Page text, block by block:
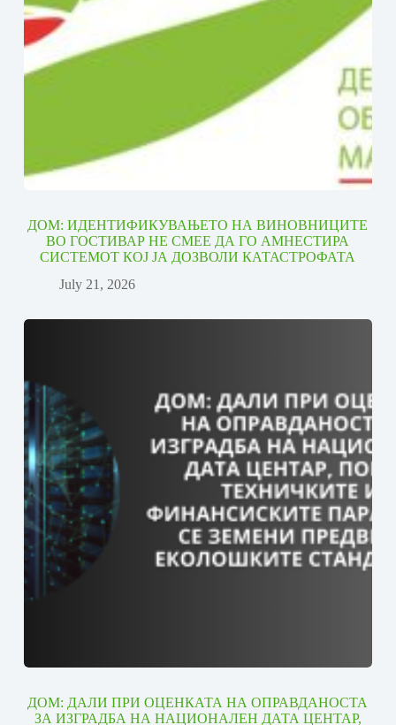
ДОМ: ИДЕНТИФИКУВАЊЕТО НА ВИНОВНИЦИТЕ
ВО ГОСТИВАР НЕ СМЕЕ ДА ГО АМНЕСТИРА
СИСТЕМОТ КОЈ ЈА ДОЗВОЛИ КАТАСТРОФАТА
July 21, 2026
ДОМ: ДАЛИ ПРИ ОЦЕНКАТА НА ОПРАВДАНОСТА
ЗА ИЗГРАДБА НА НАЦИОНАЛЕН ДАТА ЦЕНТАР,